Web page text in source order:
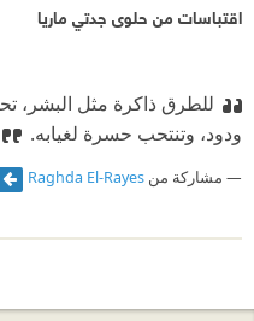
اقتباسات من حلوى جدتي ماريا
للطرق ذاكرة مثل البشر،
ودود، وتنتحب حسرة لغيابه.
مشاركة من Raghda El-Rayes